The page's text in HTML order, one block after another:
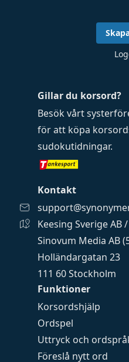
Funktioner
Korsordshjälp
Ordspel
Uttryck och
Föreslå nytt ord
Gillar du korsord?
Besök vårt
för att köpa
sudokutidningar.
Kontakt
Keesing Sverige AB /
Sinovum Media AB
Holländargatan 23
111 60 Stockholm